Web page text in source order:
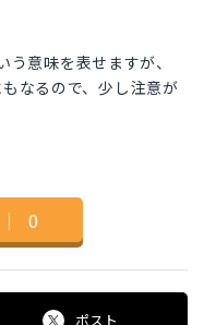
意味を表せますが、
なるので、少し注意が
｜ 0
ポスト